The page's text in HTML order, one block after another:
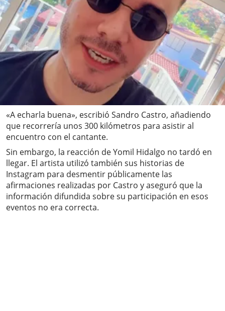
«A echarla buena», escribió Sandro Castro, añadiendo
que recorrería unos 300 kilómetros para asistir al
encuentro con el cantante.
Sin embargo, la reacción de Yomil Hidalgo no tardó en
llegar. El artista utilizó también sus historias de
Instagram para desmentir públicamente las
afirmaciones realizadas por Castro y aseguró que la
información difundida sobre su participación en esos
eventos no era correcta.